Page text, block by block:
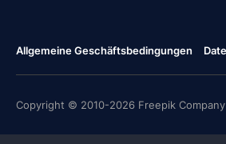
Allgemeine Geschäftsbedingungen
Copyright © 2010-2026 Freepik